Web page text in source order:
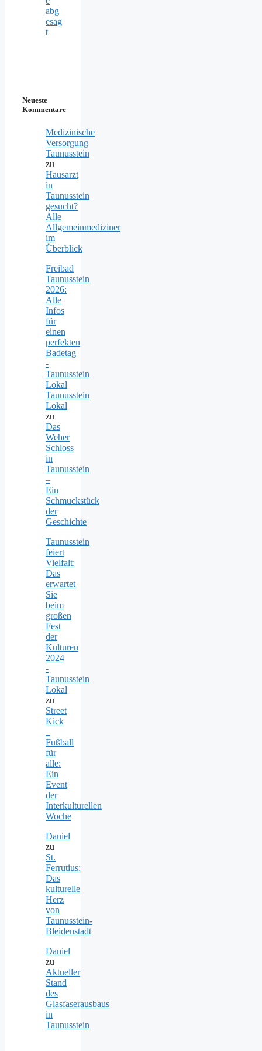
abg
esag
t
Neueste
Kommentare
Medizinische
Versorgung
Taunusstein
zu
Hausarzt
in
Taunusstein
gesucht?
Alle
Allgemeinmediziner
im
Überblick
Freibad
Taunusstein
2026:
Alle
Infos
für
einen
perfekten
Badetag
-
Taunusstein
Lokal
Taunusstein
Lokal
zu
Das
Weher
Schloss
in
Taunusstein
–
Ein
Schmuckstück
der
Geschichte
Taunusstein
feiert
Vielfalt:
Das
erwartet
Sie
beim
großen
Fest
der
Kulturen
2024
-
Taunusstein
Lokal
zu
Street
Kick
–
Fußball
für
alle:
Ein
Event
der
Interkulturellen
Woche
Daniel
zu
St.
Ferrutius:
Das
kulturelle
Herz
von
Taunusstein-
Bleidenstadt
Daniel
zu
Aktueller
Stand
des
Glasfaserausbaus
in
Taunusstein